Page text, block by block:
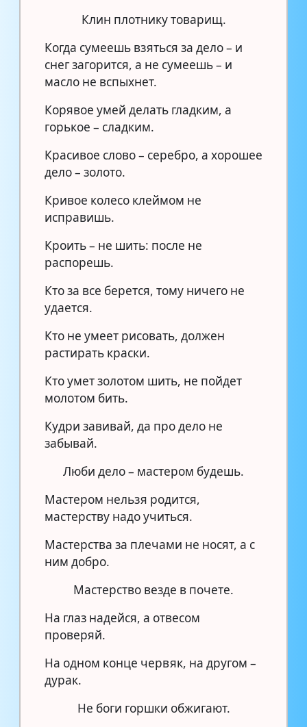
Клин плотнику товарищ.
Когда сумеешь взяться за дело – и
снег загорится, а не сумеешь – и
масло не вспыхнет.
Корявое умей делать гладким, а
горькое – сладким.
Красивое слово – серебро, а хорошее
дело – золото.
Кривое колесо клеймом не
исправишь.
Кроить – не шить: после не
распорешь.
Кто за все берется, тому ничего не
удается.
Кто не умеет рисовать, должен
растирать краски.
Кто умет золотом шить, не пойдет
молотом бить.
Кудри завивай, да про дело не
забывай.
Люби дело – мастером будешь.
Мастером нельзя родится,
мастерству надо учиться.
Мастерства за плечами не носят, а с
ним добро.
Мастерство везде в почете.
На глаз надейся, а отвесом
проверяй.
На одном конце червяк, на другом –
дурак.
Не боги горшки обжигают.